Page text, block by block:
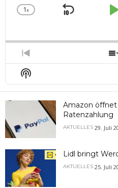
Change
1x
Skip
Previous
Episode
Show
Podcast
Information
Amazon
Ratenzahlung
AKTUELLES 29. Juli
Lidl bringt
AKTUELLES 25. Juli